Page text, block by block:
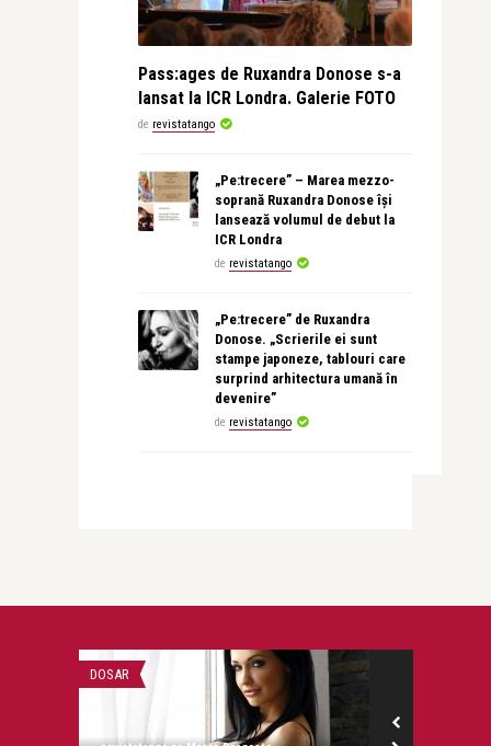
Pass:ages de Ruxandra Donose s-a
lansat la ICR Londra. Galerie FOTO
de revistatango
„Pe:trecere” – Marea mezzo-
soprană Ruxandra Donose își
lansează volumul de debut la
ICR Londra
de revistatango
„Pe:trecere” de Ruxandra
Donose. „Scrierile ei sunt
stampe japoneze, tablouri care
surprind arhitectura umană în
devenire”
de revistatango
DOSAR